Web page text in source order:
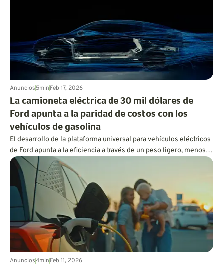
Anuncios5minFeb 17, 2026
La camioneta eléctrica de 30 mil dólares de
Ford apunta a la paridad de costos con los
vehículos de gasolina
El desarrollo de la plataforma universal para vehículos eléctricos
de Ford apunta a la eficiencia a través de un peso ligero, menos
piezas y una aerodinámica resbaladiza.
Anuncios4minFeb 11, 2026